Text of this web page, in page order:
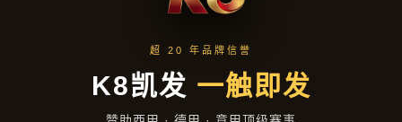
首页 行业资讯